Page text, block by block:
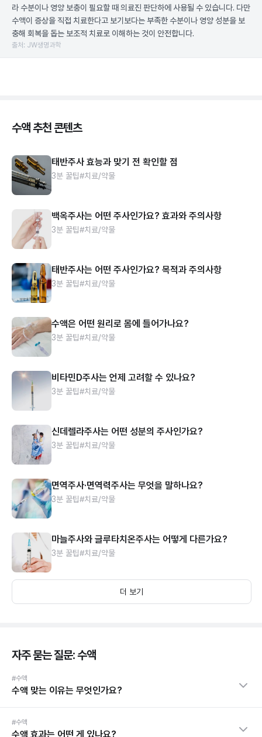
라 수분이나 영양 보충이 필요할 때 의료진 판단하에 사용될 수 있습니다. 다만
수액이 증상을 직접 치료한다고 보기보다는 부족한 수분이나 영양 성분을 보
충해 회복을 돕는 보조적 치료로 이해하는 것이 안전합니다.
출처: JW생명과학
수액 추천 콘텐츠
태반주사 효능과 맞기 전 확인할 점
3분 꿀팁#치료/약물
백옥주사는 어떤 주사인가요? 효과와 주의사항
3분 꿀팁#치료/약물
태반주사는 어떤 주사인가요? 목적과 주의사항
3분 꿀팁#치료/약물
수액은 어떤 원리로 몸에 들어가나요?
3분 꿀팁#치료/약물
비타민D주사는 언제 고려할 수 있나요?
3분 꿀팁#치료/약물
신데렐라주사는 어떤 성분의 주사인가요?
3분 꿀팁#치료/약물
면역주사·면역력주사는 무엇을 말하나요?
3분 꿀팁#치료/약물
마늘주사와 글루타치온주사는 어떻게 다른가요?
3분 꿀팁#치료/약물
더 보기
자주 묻는 질문: 수액
#수액
수액 맞는 이유는 무엇인가요?
#수액
수액 효과는 어떤 게 있나요?